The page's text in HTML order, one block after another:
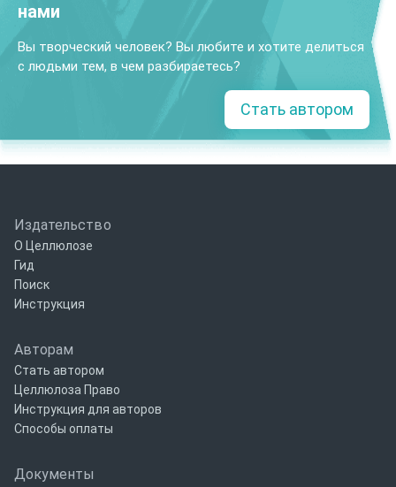
нами
Вы творческий человек? Вы любите и хотите делиться
с людьми тем, в чем разбираетесь?
Стать автором
Издательство
О Целлюлозе
Гид
Поиск
Инструкция
Авторам
Стать автором
Целлюлоза Право
Инструкция для авторов
Способы оплаты
Документы